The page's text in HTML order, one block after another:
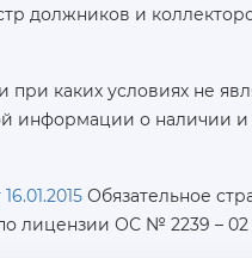
должников и
каких условиях не
о наличии и
Обязательное
лицензии ОС № 2239 – 02